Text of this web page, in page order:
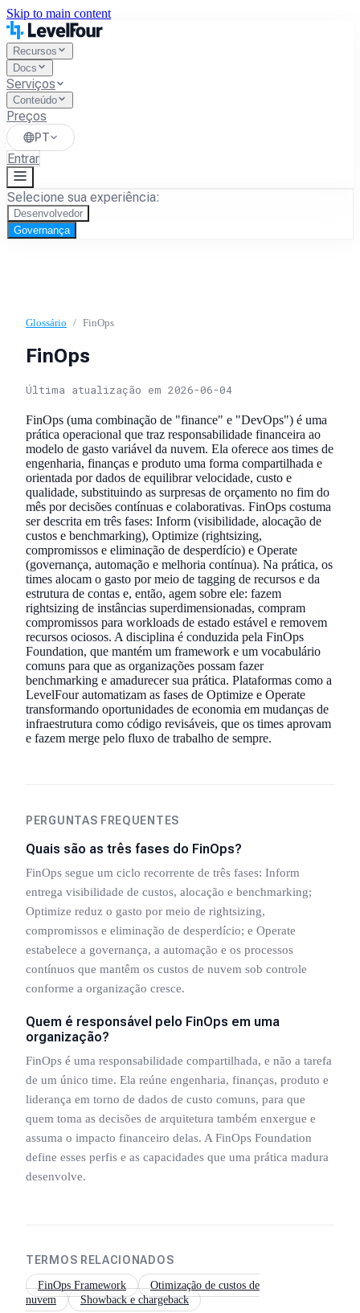
Skip to main content
Recursos
Docs
Serviços
Conteúdo
Preços
PT
Entrar
Selecione sua experiência:
Desenvolvedor
Governança
Glossário / FinOps
FinOps
Última atualização em 2026-06-04
FinOps (uma combinação de "finance" e "DevOps") é uma
prática operacional que traz responsabilidade financeira ao
modelo de gasto variável da nuvem. Ela oferece aos times de
engenharia, finanças e produto uma forma compartilhada e
orientada por dados de equilibrar velocidade, custo e
qualidade, substituindo as surpresas de orçamento no fim do
mês por decisões contínuas e colaborativas. FinOps costuma
ser descrita em três fases: Inform (visibilidade, alocação de
custos e benchmarking), Optimize (rightsizing,
compromissos e eliminação de desperdício) e Operate
(governança, automação e melhoria contínua). Na prática, os
times alocam o gasto por meio de tagging de recursos e da
estrutura de contas e, então, agem sobre ele: fazem
rightsizing de instâncias superdimensionadas, compram
compromissos para workloads de estado estável e removem
recursos ociosos. A disciplina é conduzida pela FinOps
Foundation, que mantém um framework e um vocabulário
comuns para que as organizações possam fazer
benchmarking e amadurecer sua prática. Plataformas como a
LevelFour automatizam as fases de Optimize e Operate
transformando oportunidades de economia em mudanças de
infraestrutura como código revisáveis, que os times aprovam
e fazem merge pelo fluxo de trabalho de sempre.
PERGUNTAS FREQUENTES
Quais são as três fases do FinOps?
FinOps segue um ciclo recorrente de três fases: Inform
entrega visibilidade de custos, alocação e benchmarking;
Optimize reduz o gasto por meio de rightsizing,
compromissos e eliminação de desperdício; e Operate
estabelece a governança, a automação e os processos
contínuos que mantêm os custos de nuvem sob controle
conforme a organização cresce.
Quem é responsável pelo FinOps em uma
organização?
FinOps é uma responsabilidade compartilhada, e não a tarefa
de um único time. Ela reúne engenharia, finanças, produto e
liderança em torno de dados de custo comuns, para que
quem toma as decisões de arquitetura também enxergue e
assuma o impacto financeiro delas. A FinOps Foundation
define esses perfis e as capacidades que uma prática madura
desenvolve.
TERMOS RELACIONADOS
FinOps Framework
Otimização de custos de
nuvem
Showback e chargeback